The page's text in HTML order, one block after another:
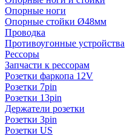
Опорные ноги
Опорные стойки Ø48мм
Проводка
Противоугонные устройства
Рессоры
Запчасти к рессорам
Розетки фаркопа 12V
Розетки 7pin
Розетки 13pin
Держатели розетки
Розетки 3pin
Розетки US